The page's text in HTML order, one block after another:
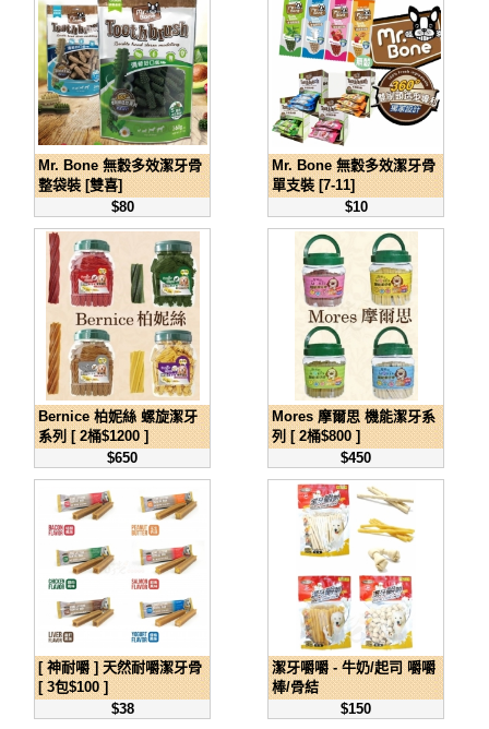
Mr. Bone 無穀多效潔牙骨
整袋裝 [雙喜]
$80
Mr. Bone 無穀多效潔牙骨
單支裝 [7-11]
$10
Bernice 柏妮絲 螺旋潔牙
系列 [ 2桶$1200 ]
$650
Mores 摩爾思 機能潔牙系
列 [ 2桶$800 ]
$450
[ 神耐嚼 ] 天然耐嚼潔牙骨
[ 3包$100 ]
$38
潔牙嚼嚼 - 牛奶/起司 嚼嚼
棒/骨結
$150